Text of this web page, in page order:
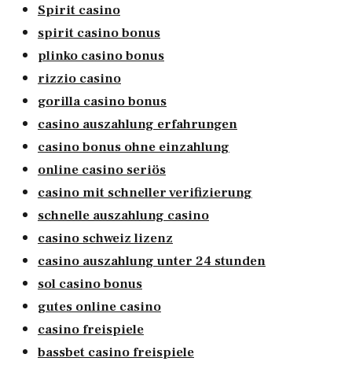
Spirit casino
spirit casino bonus
plinko casino bonus
rizzio casino
gorilla casino bonus
casino auszahlung erfahrungen
casino bonus ohne einzahlung
online casino seriös
casino mit schneller verifizierung
schnelle auszahlung casino
casino schweiz lizenz
casino auszahlung unter 24 stunden
sol casino bonus
gutes online casino
casino freispiele
bassbet casino freispiele